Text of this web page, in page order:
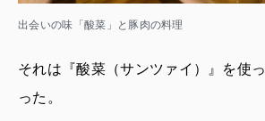
出会いの味「酸菜」と豚肉の料理
それは『酸菜（サンツァイ）』を使
った。